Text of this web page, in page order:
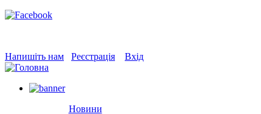
Напишіть нам Реєстрація Вхід
Новини